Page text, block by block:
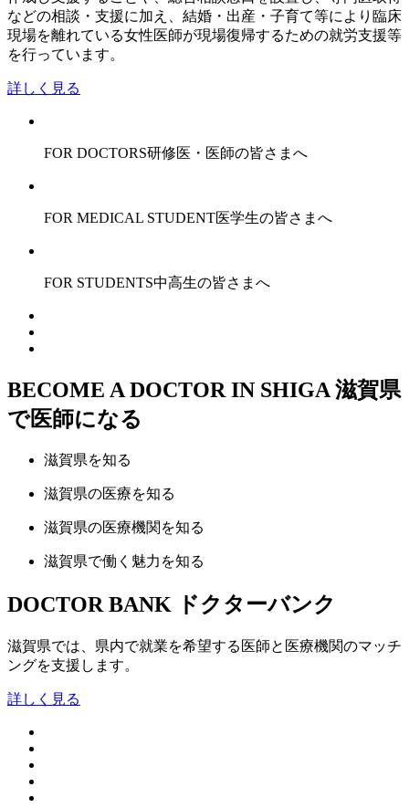
などの相談・支援に加え、結婚・出産・子育て等により臨床
現場を離れている女性医師が現場復帰するための就労支援等
を行っています。
詳しく見る
FOR DOCTORS研修医・医師の皆さまへ
FOR MEDICAL STUDENT医学生の皆さまへ
FOR STUDENTS中高生の皆さまへ
BECOME A DOCTOR IN SHIGA 滋賀県
で医師になる
滋賀県を知る
滋賀県の医療を知る
滋賀県の医療機関 を知る
滋賀県で働く魅力 を知る
DOCTOR BANK ドクターバンク
滋賀県では、県内で就業を希望する医師と医療機関のマッチ
ングを支援します。
詳しく見る